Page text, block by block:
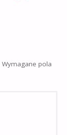
Wymagane pola